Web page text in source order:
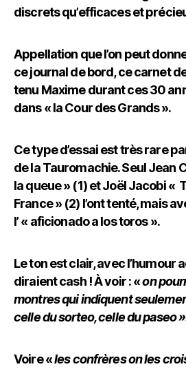
discrets qu’efficaces et
Appellation que l’on peut
ce journal de bord, ce carnet
tenu Maxime durant ces 30
dans « la Cour des Grands ».
Ce type d’essai est très rare
de la Tauromachie. Seul Jean
la queue » (1) et Joël Jacobi «
France » (2) l’ont tenté, mais
l’ « aficionado a los toros ».
Le ton est clair, avec l’humour
diraient cash ! À voir : «on
montres qui indiquent
celle du sorteo, celle du paseo
Voire «les confrères on les